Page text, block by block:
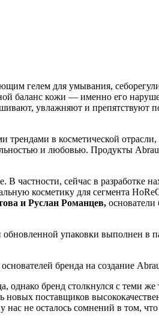
гелем для умывания,
баланс кожи — именно его
увлажняют и препятствуют
в косметической
и любовью. Продукты
сейчас в разработке
косметику для сегмента
и Руслан Романцев,
упаковки выполнен в
бренда на создание
бренд столкнулся с теми
поставщиков
не осталось сомнений в том,